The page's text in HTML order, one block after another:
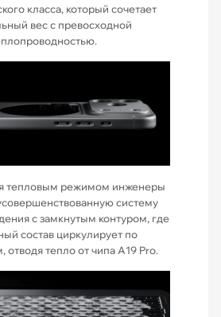
класса, который сочетает
вес с превосходной
тепловым режимом инженеры
систему
с замкнутым контуром, где
состав циркулирует по
отводя тепло от чипа A19 Pro.